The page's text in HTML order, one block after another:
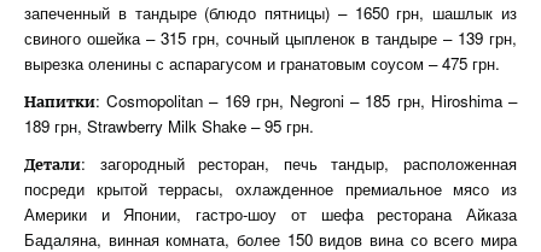
запеченный в тандыре (блюдо пятницы) – 1650 грн, шашлык из
свиного ошейка – 315 грн, сочный цыпленок в тандыре – 139 грн,
вырезка оленины с аспарагусом и гранатовым соусом – 475 грн.
Напитки: Cosmopolitan – 169 грн, Negroni – 185 грн, Hiroshima –
189 грн, Strawberry Milk Shake – 95 грн.
Детали: загородный ресторан, печь тандыр, расположенная
посреди крытой террасы, охлажденное премиальное мясо из
Америки и Японии, гастро-шоу от шефа ресторана Айказа
Бадаляна, винная комната, более 150 видов вина со всего мира